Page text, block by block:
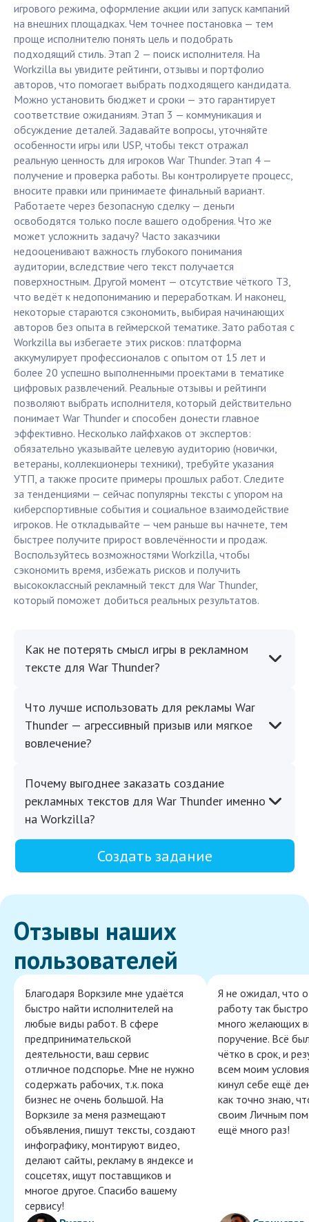
игрового режима, оформление акции или запуск кампаний
на внешних площадках. Чем точнее постановка — тем
проще исполнителю понять цель и подобрать
подходящий стиль. Этап 2 — поиск исполнителя. На
Workzilla вы увидите рейтинги, отзывы и портфолио
авторов, что помогает выбрать подходящего кандидата.
Можно установить бюджет и сроки — это гарантирует
соответствие ожиданиям. Этап 3 — коммуникация и
обсуждение деталей. Задавайте вопросы, уточняйте
особенности игры или USP, чтобы текст отражал
реальную ценность для игроков War Thunder. Этап 4 —
получение и проверка работы. Вы контролируете процесс,
вносите правки или принимаете финальный вариант.
Работаете через безопасную сделку — деньги
освободятся только после вашего одобрения. Что же
может усложнить задачу? Часто заказчики
недооценивают важность глубокого понимания
аудитории, вследствие чего текст получается
поверхностным. Другой момент — отсутствие чёткого ТЗ,
что ведёт к недопониманию и переработкам. И наконец,
некоторые стараются сэкономить, выбирая начинающих
авторов без опыта в геймерской тематике. Зато работая с
Workzilla вы избегаете этих рисков: платформа
аккумулирует профессионалов с опытом от 15 лет и
более 20 успешно выполненными проектами в тематике
цифровых развлечений. Реальные отзывы и рейтинги
позволяют выбрать исполнителя, который действительно
понимает War Thunder и способен донести главное
эффективно. Несколько лайфхаков от экспертов:
обязательно указывайте целевую аудиторию (новички,
ветераны, коллекционеры техники), требуйте указания
УТП, а также просите примеры прошлых работ. Следите
за тенденциями — сейчас популярны тексты с упором на
киберспортивные события и социальное взаимодействие
игроков. Не откладывайте — чем раньше вы начнете, тем
быстрее получите прирост вовлечённости и продаж.
Воспользуйтесь возможностями Workzilla, чтобы
сэкономить время, избежать рисков и получить
высококлассный рекламный текст для War Thunder,
который поможет добиться реальных результатов.
Как не потерять смысл игры в рекламном
тексте для War Thunder?
Что лучше использовать для рекламы War
Thunder — агрессивный призыв или мягкое
вовлечение?
Почему выгоднее заказать создание
рекламных текстов для War Thunder именно
на Workzilla?
Создать задание
Отзывы наших
пользователей
Благодаря Воркзиле мне удаётся
быстро найти исполнителей на
любые виды работ. В сфере
предпринимательской
деятельности, ваш сервис
отличное подспорье. Мне не нужно
содержать рабочих, т.к. пока
бизнес не очень большой. На
Воркзиле за меня размещают
объявления, пишут тексты, создают
инфографику, монтируют видео,
делают сайты, рекламу в яндексе и
соцсетях, ищут поставщиков и
многое другое. Спасибо вашему
сервису!
Я не ожидал, что
работу так
много желающих
поручение. Всё
чётко в срок, и
всем моим
кинул себе ещё
как точно знаю,
своим Личным
ещё много раз!